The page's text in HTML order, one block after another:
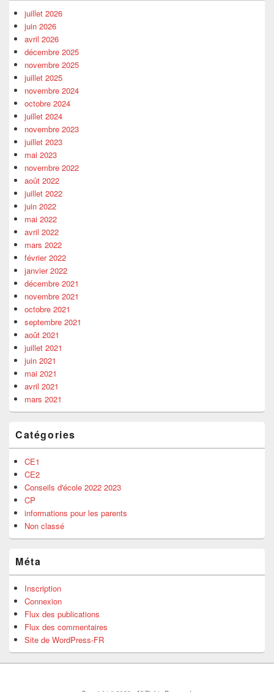
juillet 2026
juin 2026
avril 2026
décembre 2025
novembre 2025
juillet 2025
novembre 2024
octobre 2024
juillet 2024
novembre 2023
juillet 2023
mai 2023
novembre 2022
août 2022
juillet 2022
juin 2022
mai 2022
avril 2022
mars 2022
février 2022
janvier 2022
décembre 2021
novembre 2021
octobre 2021
septembre 2021
août 2021
juillet 2021
juin 2021
mai 2021
avril 2021
mars 2021
Catégories
CE1
CE2
Conseils d'école 2022 2023
CP
informations pour les parents
Non classé
Méta
Inscription
Connexion
Flux des publications
Flux des commentaires
Site de WordPress-FR